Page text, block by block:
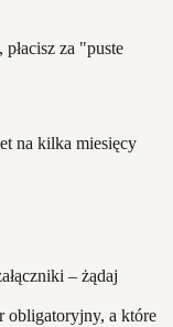
za "puste
na kilka miesięcy
– żądaj
obligatoryjny, a które